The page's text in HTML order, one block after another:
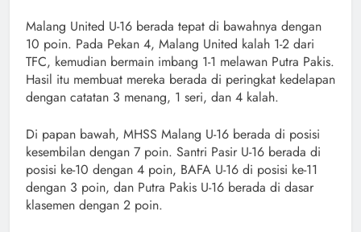
Malang United U-16 berada tepat di bawahnya dengan
10 poin. Pada Pekan 4, Malang United kalah 1-2 dari
TFC, kemudian bermain imbang 1-1 melawan Putra Pakis.
Hasil itu membuat mereka berada di peringkat kedelapan
dengan catatan 3 menang, 1 seri, dan 4 kalah.
Di papan bawah, MHSS Malang U-16 berada di posisi
kesembilan dengan 7 poin. Santri Pasir U-16 berada di
posisi ke-10 dengan 4 poin, BAFA U-16 di posisi ke-11
dengan 3 poin, dan Putra Pakis U-16 berada di dasar
klasemen dengan 2 poin.